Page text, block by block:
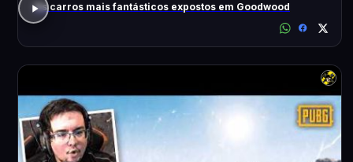
Os carros mais fantásticos expostos em Goodwood